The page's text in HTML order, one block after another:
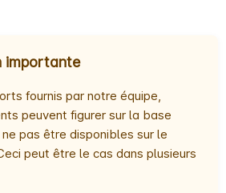
importante
fournis par notre équipe,
peuvent figurer sur la base
pas être disponibles sur le
peut être le cas dans plusieurs